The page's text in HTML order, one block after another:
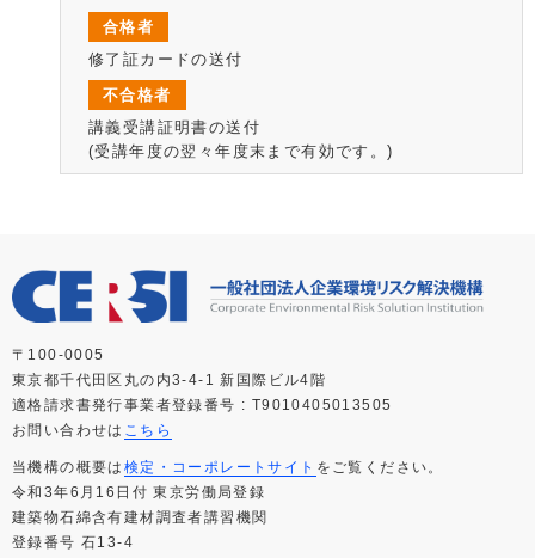
合格者
修了証カードの送付
不合格者
講義受講証明書の送付
(受講年度の翌々年度末まで有効です。)
〒100-0005
東京都千代田区丸の内3-4-1 新国際ビル4階
適格請求書発行事業者登録番号 : T9010405013505
お問い合わせは こちら
当機構の概要は 検定・コーポレートサイト をご覧ください。
令和3年6月16日付 東京労働局登録
建築物石綿含有建材調査者講習機関
登録番号 石13-4